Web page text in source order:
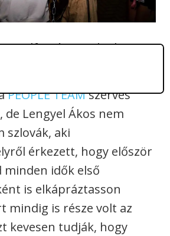
Wolfot, és mindenki
de miért?
PEOPLE TEAMszerves
Lengyel Ákos nem
szlovák, aki
érkezett, hogy először
minden idők első
is elkápráztasson
mindig is része volt az
kevesen tudják, hogy